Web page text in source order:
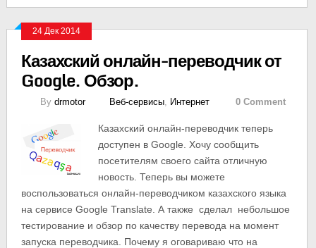
24 Дек 2014
Казахский онлайн-переводчик от
Google. Обзор.
By drmotor Веб-сервисы, Интернет 0 Comment
Казахский онлайн-переводчик теперь
доступен в Google. Хочу сообщить
посетителям своего сайта отличную
новость. Теперь вы можете
воспользоваться онлайн-переводчиком казахского языка
на сервисе Google Translate. А также сделал небольшое
тестирование и обзор по качеству перевода на момент
запуска переводчика. Почему я оговариваю что на